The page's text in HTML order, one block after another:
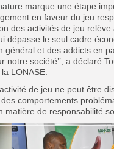
marque une étape
en faveur du jeu
des activités de jeu relève
dépasse le seul cadre
général et des addicts en
notre société’’, a déclaré
LONASE.
de jeu ne peut être
comportements
matière de responsabilité